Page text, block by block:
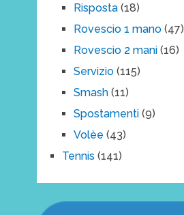
Risposta(18)
Rovescio 1 mano(47)
Rovescio 2 mani(16)
Servizio(115)
Smash(11)
Spostamenti(9)
Volèe (43)
Tennis (141)